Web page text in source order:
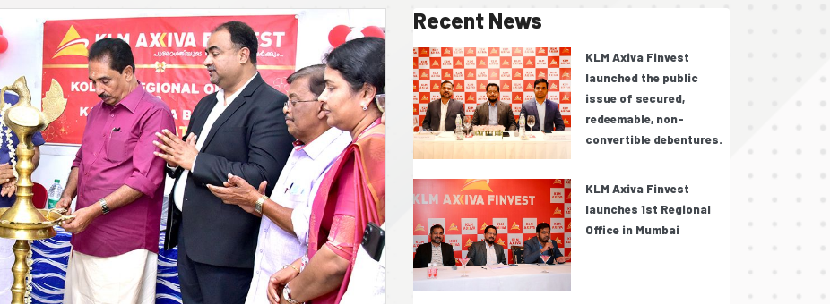
Recent News
KLM Axiva Finvest
launched the public
issue of secured,
redeemable, non-
convertible debentures.
KLM Axiva Finvest
launches 1st Regional
Office in Mumbai